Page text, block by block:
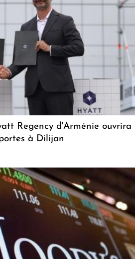
Regency d'Arménie ouvrira
à Dilijan